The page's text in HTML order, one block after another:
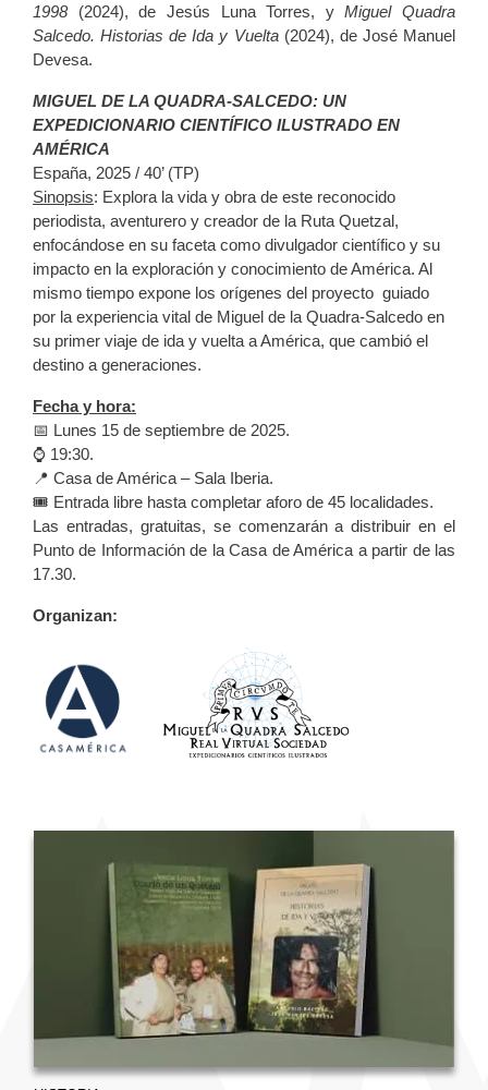
1998(2024), de Jesús Luna Torres, yMiguel Quadra
Salcedo. Historias de Ida y Vuelta(2024), de José Manuel
Devesa.
MIGUEL DE LA QUADRA-SALCEDO: UN
EXPEDICIONARIO CIENTÍFICO ILUSTRADO EN
AMÉRICA
España, 2025 / 40’ (TP)
Sinopsis: Explora la vida y obra de este reconocido
periodista, aventurero y creador de la Ruta Quetzal,
enfocándose en su faceta como divulgador científico y su
impacto en la exploración y conocimiento de América. Al
mismo tiempo expone los orígenes del proyecto guiado
por la experiencia vital de Miguel de la Quadra-Salcedo en
su primer viaje de ida y vuelta a América, que cambió el
destino a generaciones.
Fecha y hora:
📅 Lunes 15 de septiembre de 2025.
⌚️ 19:30.
📍 Casa de América – Sala Iberia.
🎟️ Entrada libre hasta completar aforo de 45 localidades.
Las entradas, gratuitas, se comenzarán a distribuir en el
Punto de Información de la Casa de América a partir de las
17.30.
Organizan: